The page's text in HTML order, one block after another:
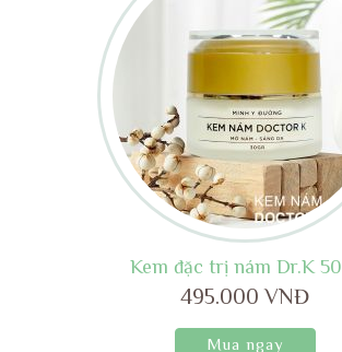
Kem đặc trị nám Dr.K
495.000 VNĐ
Mua ngay